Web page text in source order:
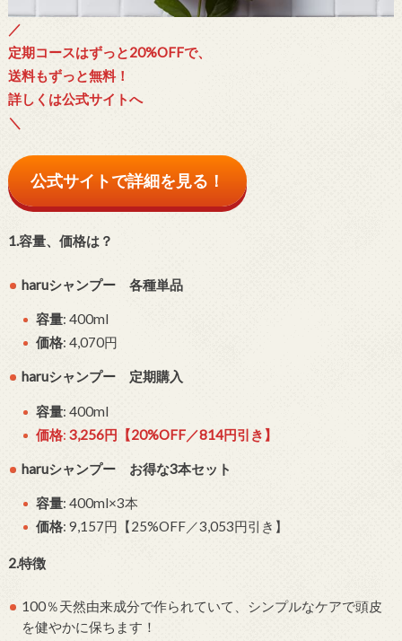
／
定期コースはずっと20%OFFで、
送料もずっと無料！
詳しくは公式サイトへ
＼
公式サイトで詳細を見る！
1.容量、価格は？
haruシャンプー 各種単品
容量: 400ml
価格: 4,070円
haruシャンプー 定期購入
容量: 400ml
価格: 3,256円【20%OFF／814円引き】
haruシャンプー お得な3本セット
容量: 400ml×3本
価格: 9,157円【25%OFF／3,053円引き】
2.特徴
100％天然由来成分で作られていて、シンプルなケアで頭皮
を健やかに保ちます！